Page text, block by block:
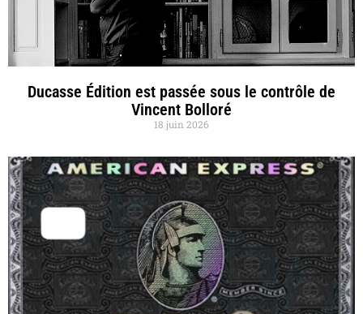
Ducasse Édition est passée sous le contrôle de
Vincent Bolloré
18 juin 2026